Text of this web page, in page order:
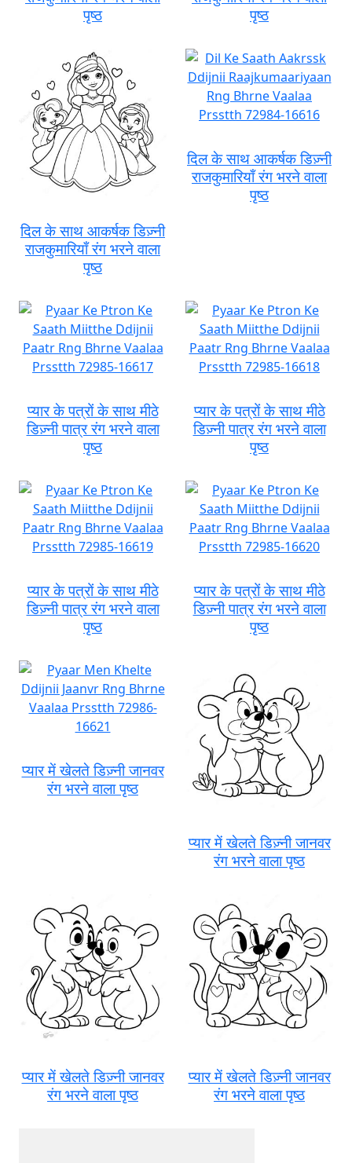
पृष्ठ
पृष्ठ
दिल के साथ आकर्षक डिज़्नी
राजकुमारियाँ रंग भरने वाला
पृष्ठ
दिल के साथ आकर्षक डिज़्नी
राजकुमारियाँ रंग भरने वाला
पृष्ठ
प्यार के पत्रों के साथ मीठे
डिज़्नी पात्र रंग भरने वाला
पृष्ठ
प्यार के पत्रों के साथ मीठे
डिज़्नी पात्र रंग भरने वाला
पृष्ठ
प्यार के पत्रों के साथ मीठे
डिज़्नी पात्र रंग भरने वाला
पृष्ठ
प्यार के पत्रों के साथ मीठे
डिज़्नी पात्र रंग भरने वाला
पृष्ठ
प्यार में खेलते डिज़्नी जानवर
रंग भरने वाला पृष्ठ
प्यार में खेलते डिज़्नी जानवर
रंग भरने वाला पृष्ठ
प्यार में खेलते डिज़्नी जानवर
रंग भरने वाला पृष्ठ
प्यार में खेलते डिज़्नी जानवर
रंग भरने वाला पृष्ठ